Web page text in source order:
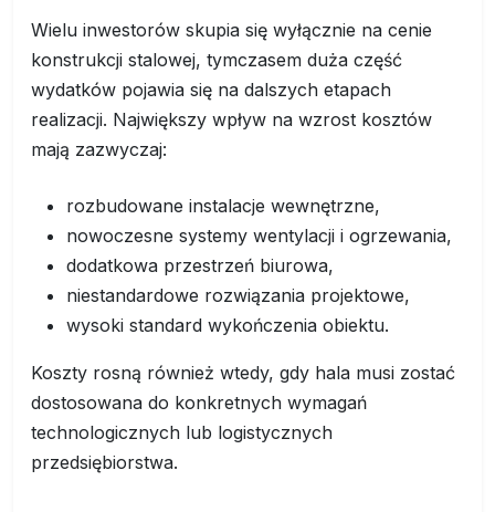
Wielu inwestorów skupia się wyłącznie na cenie
konstrukcji stalowej, tymczasem duża część
wydatków pojawia się na dalszych etapach
realizacji. Największy wpływ na wzrost kosztów
mają zazwyczaj:
rozbudowane instalacje wewnętrzne,
nowoczesne systemy wentylacji i ogrzewania,
dodatkowa przestrzeń biurowa,
niestandardowe rozwiązania projektowe,
wysoki standard wykończenia obiektu.
Koszty rosną również wtedy, gdy hala musi zostać
dostosowana do konkretnych wymagań
technologicznych lub logistycznych
przedsiębiorstwa.